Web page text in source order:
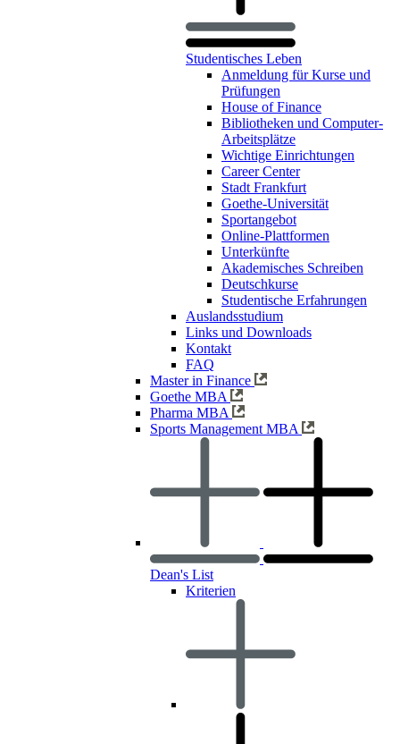
Studentisches Leben
Anmeldung für Kurse und
Prüfungen
House of Finance
Bibliotheken und Computer-
Arbeitsplätze
Wichtige Einrichtungen
Career Center
Stadt Frankfurt
Goethe-Universität
Sportangebot
Online-Plattformen
Unterkünfte
Akademisches Schreiben
Deutschkurse
Studentische Erfahrungen
Auslandsstudium
Links und Downloads
Kontakt
FAQ
Master in Finance
Goethe MBA
Pharma MBA
Sports Management MBA
Dean's List
Kriterien